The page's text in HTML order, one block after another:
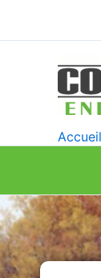
Accueil